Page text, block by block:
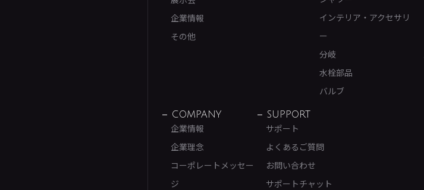
企業情報
その他
インテリア・アクセサリ
ー
分岐
水栓部品
バルブ
COMPANY
企業情報
企業理念
コーポレートメッセー
ジ
SUPPORT
サポート
よくあるご質問
お問い合わせ
サポートチャット